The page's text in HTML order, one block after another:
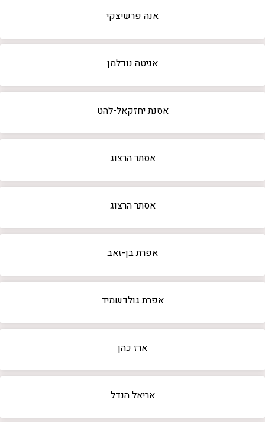
אנה פרשיצקי
אניטה נודלמן
אסנת יחזקאל-להט
אסתר הרצוג
אסתר הרצוג
אפרת בן-זאב
אפרת גולדשמיד
ארז כהן
אריאל הנדל